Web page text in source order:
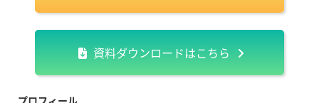
資料ダウンロードはこちら